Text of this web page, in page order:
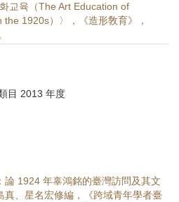
교육（The Art Education of
1920s）〉，《造形敎育》，
目 2013 年度
論 1924 年辜鴻銘的臺灣訪問及其文
真、星名宏修編，《跨域青年學者臺